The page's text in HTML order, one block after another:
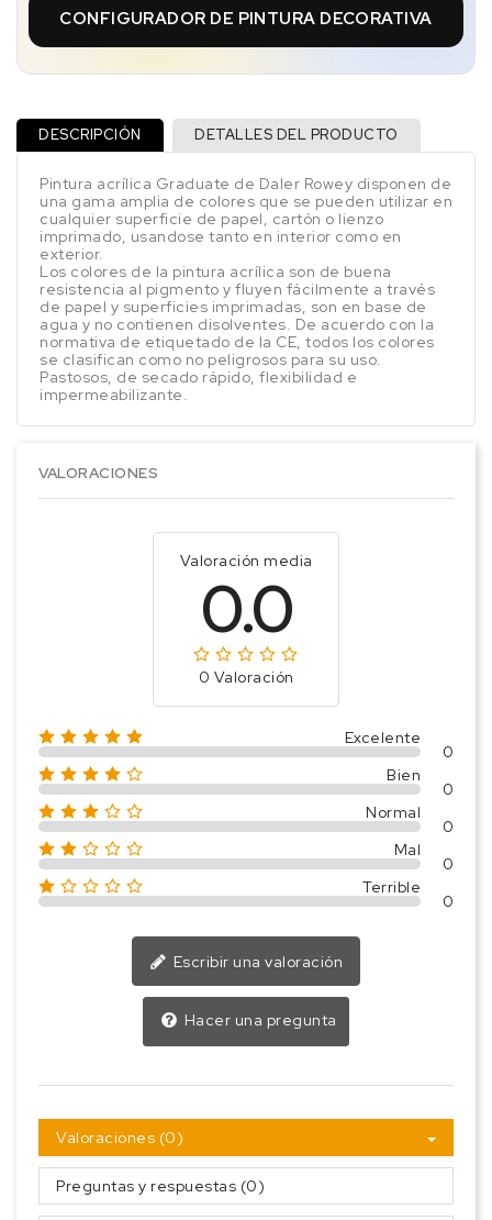
CONFIGURADOR DE PINTURA DECORATIVA
DESCRIPCIÓN DETALLES DEL PRODUCTO
Pintura acrílica Graduate de Daler Rowey disponen de
una gama amplia de colores que se pueden utilizar en
cualquier superficie de papel, cartón o lienzo
imprimado, usandose tanto en interior como en
exterior.
Los colores de la pintura acrílica son de buena
resistencia al pigmento y fluyen fácilmente a través
de papel y superficies imprimadas, son en base de
agua y no contienen disolventes. De acuerdo con la
normativa de etiquetado de la CE, todos los colores
se clasifican como no peligrosos para su uso.
Pastosos, de secado rápido, flexibilidad e
impermeabilizante.
VALORACIONES
Valoración media
0.0
0 Valoración
Excelente
0
Bien
0
Normal
0
Mal
0
Terrible
0
Escribir una valoración
Hacer una pregunta
Valoraciones (0)
Preguntas y respuestas (0)